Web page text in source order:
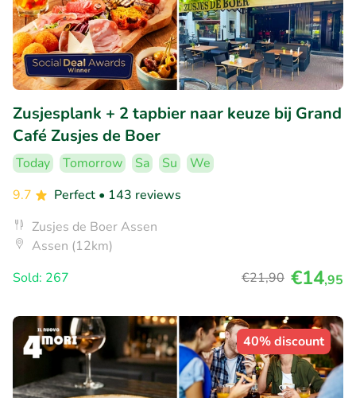
Zusjesplank + 2 tapbier naar keuze bij Grand
Café Zusjes de Boer
Today Tomorrow Sa Su
We
9.7
Perfect • 143 reviews
Zusjes de Boer Assen
Assen (12km)
Sold: 267
€21,90 €14,95
40% discount